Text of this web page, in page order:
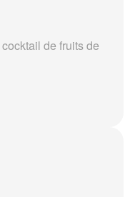
de fruits de